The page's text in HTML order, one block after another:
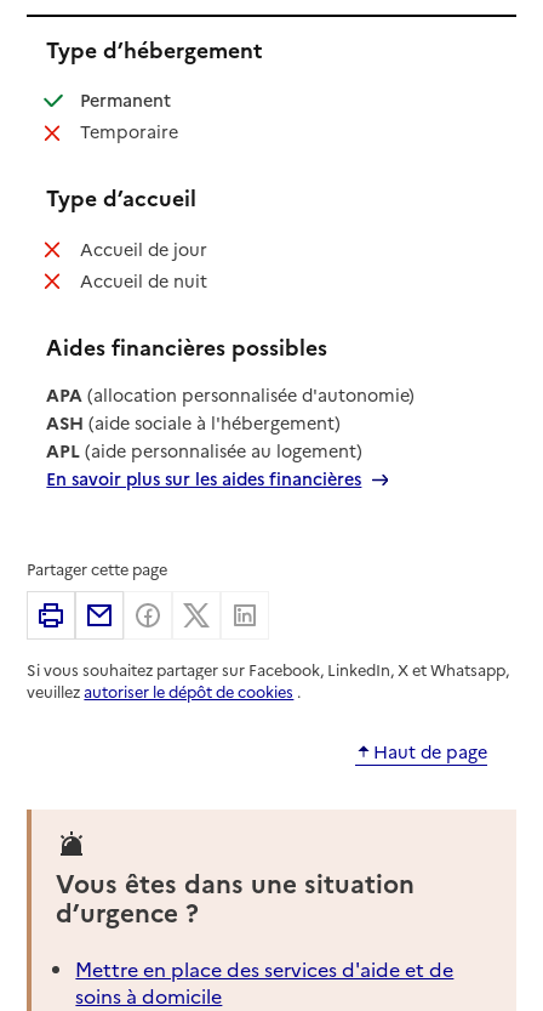
Type d’hébergement
Permanent: disponible
Temporaire: non disponible
Type d’accueil
Accueil de jour: non disponible
Accueil de nuit: non disponible
Aides financières possibles
APA (allocation personnalisée d'autonomie)
ASH (aide sociale à l'hébergement)
APL (aide personnalisée au logement)
En savoir plus sur les aides financières
Partager cette page
ImprimerPartager par email
Partager sur Facebook
Partager sur X
Si vous souhaitez partager sur Facebook, LinkedIn, X et Whatsapp,
veuillezautoriser le dépôt de cookies .
Haut de page
Vous êtes dans une situation
d’urgence ?
Mettre en place des services d'aide et de
soins à domicile